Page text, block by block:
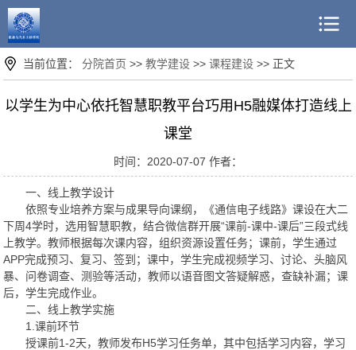
当前位置： 分院首页 >>教学建设 >>课程建设 >> 正文
以学生为中心依托智慧职教平台巧用H5融媒体打造线上
课堂
时间：2020-07-07 作者：
一、线上教学设计
依照专业培养方案与成果导向课纲，《通信电子线路》课设在大二
下周4学时，选用智慧职教，结合微信群开展“课前-课中-课后”三段式线
上教学。教师根据每次课内容，组织资源设置任务；课前，学生通过
APP完成预习、复习、签到；课中，学生完成视频学习、讨论、头脑风
暴、问卷调查、测验等活动，教师以语音图文答疑解惑，查缺补漏；课
后，学生完成作业。
二、线上教学实施
1.课前环节
授课前1-2天，教师发布H5学习任务单，其中包括学习内容，学习